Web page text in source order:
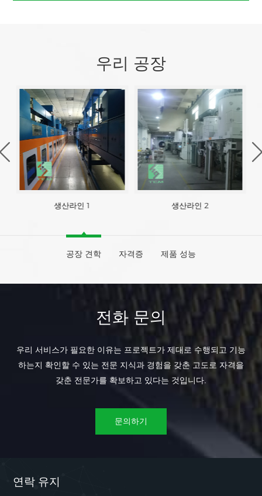
우리 공장
생산라인 1 생산라인 2
공장 견학 자격증 제품 성능
전화 문의
우리 서비스가 필요한 이유는 프로젝트가 제대로 수행되고 기능
하는지 확인할 수 있는 전문 지식과 경험을 갖춘 고도로 자격을
갖춘 전문가를 확보하고 있다는 것입니다.
문의하기
연락 유지